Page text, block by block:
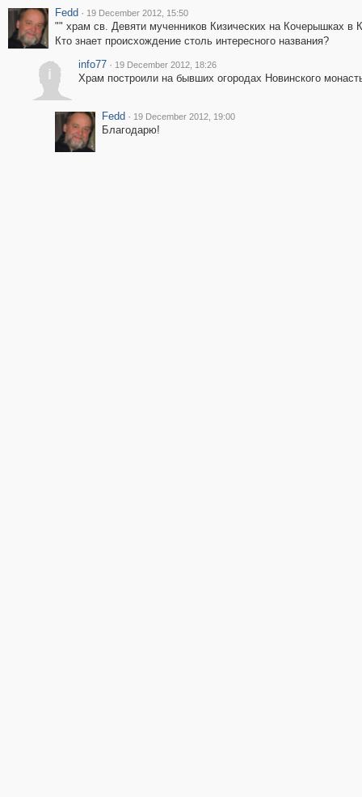
Fedd · 19 December 2012, 15:50
"" храм св. Девяти мученников Кизических на Кочерышках в
Кто знает происхождение столь интересного названия?
i
info77 · 19 December 2012, 18:26
Храм построили на бывших огородах Новинского
Fedd · 19 December 2012, 19:00
Благодарю!